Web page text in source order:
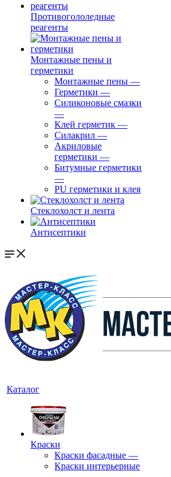
Противогололедные
реагенты
Монтажные пены и
герметики
Монтажные пены —
Герметики —
Силиконовые смазки
—
Клей герметик —
Силакрил —
Акриловые
герметики —
Битумные герметики
—
PU герметики и клея
Стеклохолст и лента
Антисептики
Каталог
Краски
Краски фасадные —
Краски интерьерные